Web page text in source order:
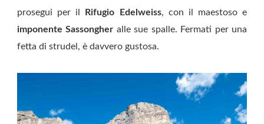
prosegui per il
Rifugio Edelweiss, con il maestoso e
imponente Sassongher alle sue spalle. Fermati per una
fetta di strudel, è davvero gustosa.